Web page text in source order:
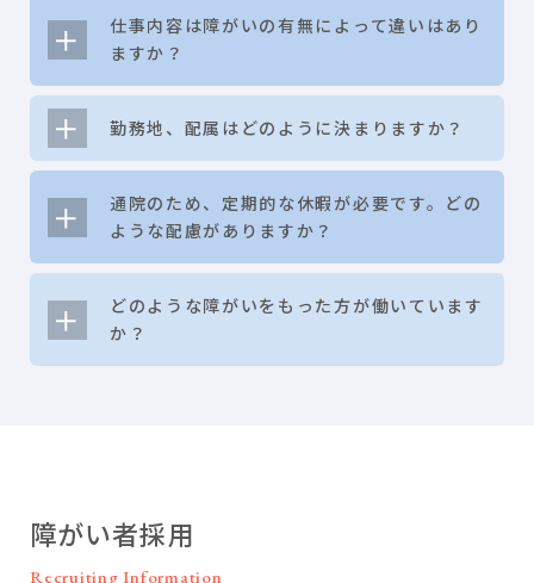
仕事内容は障がいの有無によって違いはあり
ますか？
勤務地、配属はどのように決まりますか？
通院のため、定期的な休暇が必要です。どの
ような配慮がありますか？
どのような障がいをもった方が働いています
か？
障がい者採用
Recruiting Information